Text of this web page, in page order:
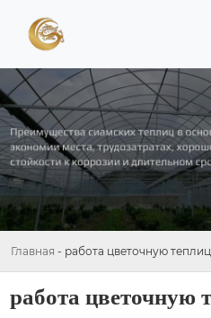
Главная - работа цветочную
работа цветочную